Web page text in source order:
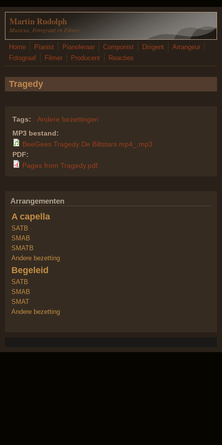
Overslaan en naar de inhoud gaan
Martin Rudolph
Musicus, Fotograaf en Filmer
Home Pianist Pianoleraar Componist Dirigent
Arrangeur
Fotograaf
Filmer Producent Reacties
Tragedy
Tags:
Andere bezettingen
MP3 bestand:
BeeGees Tragedy De Biltstars.mp4_.mp3
PDF:
Pages from Tragedy.pdf
Arrangementen
A capella
SATB
SMAB
SMATB
Andere bezetting
Begeleid
SATB
SMAB
SMAT
Andere bezetting